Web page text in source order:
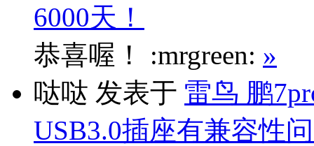
6000天！
恭喜喔！ :mrgreen: »
哒哒 发表于 雷鸟 鹏
USB3.0插座有兼容性